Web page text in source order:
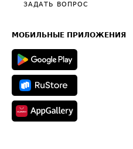
Общие положения
Техническая информация
ЗАДАТЬ ВОПРОС
МОБИЛЬНЫЕ ПРИЛОЖЕНИЯ